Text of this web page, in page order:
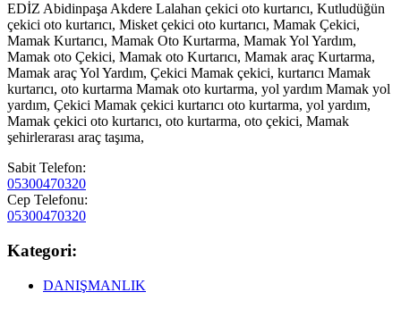
EDİZ Abidinpaşa Akdere Lalahan çekici oto kurtarıcı, Kutludüğün
çekici oto kurtarıcı, Misket çekici oto kurtarıcı, Mamak Çekici,
Mamak Kurtarıcı, Mamak Oto Kurtarma, Mamak Yol Yardım,
Mamak oto Çekici, Mamak oto Kurtarıcı, Mamak araç Kurtarma,
Mamak araç Yol Yardım, Çekici Mamak çekici, kurtarıcı Mamak
kurtarıcı, oto kurtarma Mamak oto kurtarma, yol yardım Mamak yol
yardım, Çekici Mamak çekici kurtarıcı oto kurtarma, yol yardım,
Mamak çekici oto kurtarıcı, oto kurtarma, oto çekici, Mamak
şehirlerarası araç taşıma,
Sabit Telefon:
05300470320
Cep Telefonu:
05300470320
Kategori:
DANIŞMANLIK